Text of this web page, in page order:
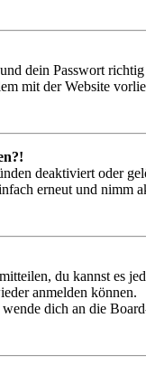
dein Passwort
mit der Website
deaktiviert oder
erneut und nimm
du kannst es
anmelden können.
dich an die